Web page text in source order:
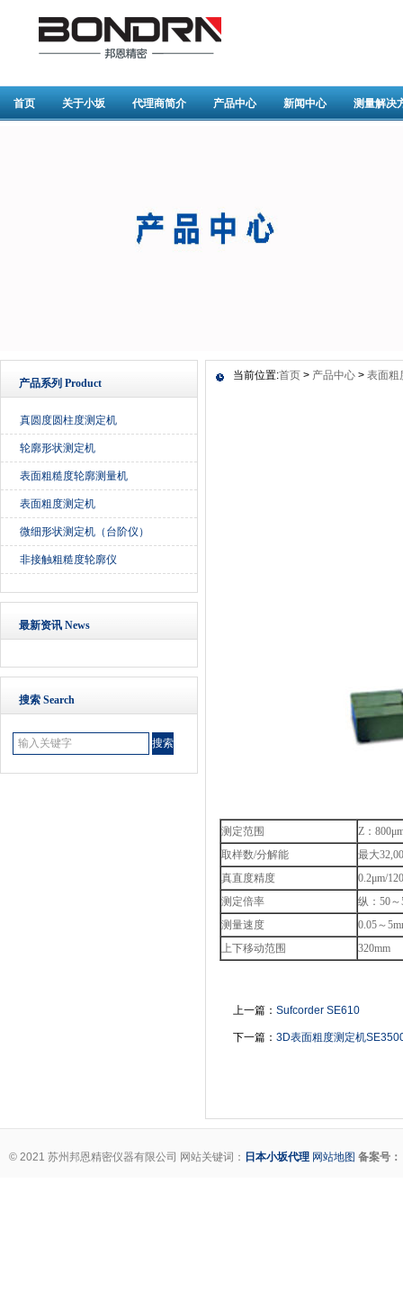
首页 关于小坂 代理商简介 产品中心 新闻中心 测量解决
产品系列 Product
真圆度圆柱度测定机
轮廓形状测定机
表面粗糙度轮廓测量机
表面粗度测定机
微细形状测定机（台阶仪）
非接触粗糙度轮廓仪
最新资讯 News
搜索 Search
当前位置:首页 > 产品中心 > 表面粗
测定范围
Z：
取样数/分解能
最大
真直度精度
0.2μm/
测定倍率
纵：50～
测量速度
0.05～
上下移动范围
320mm
上一篇： Sufcorder SE610
下一篇： 3D表面粗度测定机
© 2021 苏州邦恩精密仪器有限公司 网站关键词： 日本小坂代理 网站地图 备案号：